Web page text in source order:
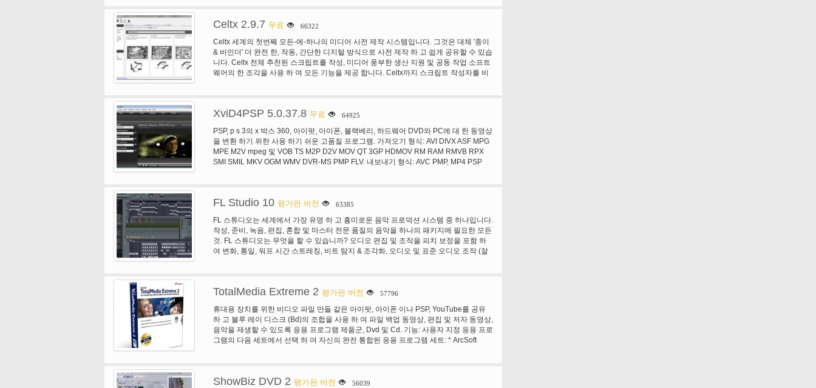
운 도구 비트, 호 쾌 한 새로운 리듬과 루프 작업 생성을 만들기 위한. 매 시 LoopMash을
창조적으로 루프 작업의 독특하고 혁신적인 방법을 제공 고 멋진 새로운 리듬과 그루브
를 만드는 혁신적인 가상 악기를 이다. 포함 된 루프와 라이브러리에서 모든 루프의 완벽
하 게 blendable 유사 무수 한 새로운 창조적인 가능성을 열어. LoopMash는 야마하, 루
프 및 비트 비슷한 요소를 일치 하는 신선한 생성 및 리듬 오디오 소재에서 영감을 "매쉬
에서 완전히 새롭고 독특한 변이 만듭니다 * Cubase 템포를 완전히 동기화 * 통합 편집
도구 및 사용자 정의 가능한 장면 드럼 강력한 라이브 퍼포먼스 모드 샘플링 디럭스 홈
에이전트 한 쌍 강력한 드럼 샘플링 상세한 소리 형성-Cubase로 원활 하 게 통합. 뿐만
아니라 그것은 썬된 루프와 MPC 가져오기 자랑 않지만은 최고의 음향, 도시 그것의 자
신의 사용자 정의 라이브러리 상자 바로 바위, 힙합 및 춤 드럼 키트! 각각의 가상 패드의
짜임새, 음색 및 각 드럼 소리의 표현 특성의 완전 통제를 주는 완전 한 사운드 처리 섹션
편집 * 자동으로 지도 슬라이스 Cubase 오디오 부품 또는 여러 오디오 이벤트 패드를 통
오디오 루프를 슬라이스
을 보십시오. 좋아하는 음악을 재생 하거나 자신의 작품을 즐길 수 있습니다. 자신을 노
다. 생일 파티에서 재생, 만드는 크리스마스 공연, 또는 단순히 재미가 귀하의 노트북과
함께 여행을 할 때. 이 피아노 소프트웨어 어떤 일반 Midi 호환 하는 소프트웨어 및 하드
웨어 장치, Microsoft GS 웨이브 테이블 SW Synth XP와 비스타는 모든 컴퓨터에서 사용
할 수를 포함 하 여 작동 합니다.
Celtx 2.9.7 무료 66322
Celtx 세계의 첫번째 모든-에-하나의 미디어 사전 제작 시스템입니다. 그것은 대체 '종이
& 바인더' 더 완전 한, 작동, 간단한 디지털 방식으로 사전 제작 하 고 쉽게 공유할 수 있습
니다. Celtx 전체 추천된 스크립트를 작성, 미디어 풍부한 생산 지원 및 공동 작업 소프트
웨어의 한 조각을 사용 하 여 모든 기능을 제공 합니다. Celtx까지 스크립트 작성자를 비
된 메모의 수천 슬립 sheeted, 때로는 수백, 포함 하는 부피가 3 링 바인더에 유지 하는
이 형태로. 그러나 특징: 멀티미디어 친절 Celtx을 사용 하면 모든 종류의 미디어-영화, 비
디오, 다큐멘터리, 연극, 소설, machinima, 만화, 광고, 비디오 게임, 뮤직 비디오, 라디오,
포드 캐스트, 생산 및 이야기를 전달 하려는 다른. 모두에서 사용할 수 있는 전체 생산 과
정-Celtx 스크립트를 작성, 스토리 보드 장면과 시퀀스, 스케치 설정 개발 문자, 고장 & 태
탕 화면에 전체 미디어 사전 제작 시스템 Celtx 가장 유체 쓰기 경험을 제공 합니다-당신
은 항상 당신의 생각으로 빨리 움직이고 당신의 손가락을 유지할 수 있습니다 그리고 당
신의 창조적인 흐름은 결코 중단. Celtx 스튜디오 프로젝트, 워크플로 및 securly 저장소
작업을 관리 하 게 간단 하 게. 그리고 아이폰/패드용 Celtx 스크립트를 사용 하면 이동,
바탕 및 귀하의 스튜디오와 동기화 스크립트에 작성 합니다. 비 선형 프로젝트 개발
립 영화 제작자 및 스튜디오 전문가 의해 사용 되 고 이상의 1800 대학 및 영화 학교-학생
교육 및 클래스 Celtx 채택한 많은 작업 제출.
XviD4PSP 5.0.37.8 무료 64925
PSP, p s 3의 x 박스 360, 아이팟, 아이폰, 블랙베리, 하드웨어 DVD와 PC에 대 한 동영상
을 변환 하기 위한 사용 하기 쉬운 고품질 프로그램. 가져오기 형식: AVI DIVX ASF MPG
MPE M2V mpeg 및 VOB TS M2P D2V MOV QT 3GP HDMOV RM RAM RMVB RPX
SMI SMIL MKV OGM WMV DVR-MS PMP FLV. 내보내기 형식: AVC PMP, MP4 PSP
FL Studio 10 평가판 버전 63385
FL 스튜디오는 세계에서 가장 유명 하 고 흥미로운 음악 프로덕션 시스템 중 하나입니다.
작성, 준비, 녹음, 편집, 혼합 및 마스터 전문 품질의 음악을 하나의 패키지에 필요한 모든
것. FL 스튜디오는 무엇을 할 수 있습니까? 오디오 편집 및 조작을 피치 보정을 포함 하
여 변화, 통일, 워프 시간 스트레칭, 비트 탐지 & 조각화, 오디오 및 표준 오디오 조작 (잘
음악의 성능을 비디오 효과 시각화를 포함 하 여입니다. 믹스와 리믹스 오디오, 실시간
음입니다. 기록 & 키보드, 드럼 패드와 컨트롤러에서 미디 입력된 녹음을 재생 합니다. 시
퀀싱 및 정렬입니다. 합성기 & 효과 플러그인 호스팅 (VST 32 & 64 비트, DX 및 플로리
다 네이티브 형식)
TotalMedia Extreme 2 평가판 버전 57796
휴대용 장치를 위한 비디오 파일 만들 같은 아이팟, 아이폰 이나 PSP, YouTube를 공유
하 고 블루 레이 디스크 (Bd)의 조합을 사용 하 여 파일 백업 동영상, 편집 및 저자 동영상,
음악을 재생할 수 있도록 응용 프로그램 제품군, Dvd 및 Cd. 기능: 사용자 지정 응용 프로
그램의 다음 세트에서 선택 하 여 자신의 완전 통합된 응용 프로그램 세트: * ArcSoft
식으로 hd 콘텐츠. * ArcSoft의 쇼 비지니스 ® 3.5 편집 및 캡처 비디오 파일 및 공유
ShowBiz DVD 2 평가판 버전 56039